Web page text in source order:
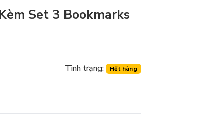
Set 3 Bookmarks
Tình trạng: Hết hàng